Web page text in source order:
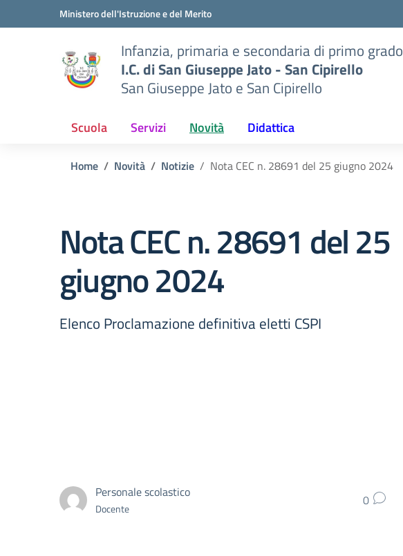
Vai ai contenuti
Vai al menu di navigazioneMinistero dell'Istruzione e del Merito
Infanzia, primaria e secondaria di primo grado
I.C. di San Giuseppe Jato - San Cipirello
San Giuseppe Jato e San Cipirello
Scuola Servizi Novità Didattica
Home Novità Notizie Nota CEC n. 28691 del 25 giugno 2024
Nota CEC n. 28691 del 25
giugno 2024
Elenco Proclamazione definitiva eletti CSPI
Personale scolastico
Docente 0